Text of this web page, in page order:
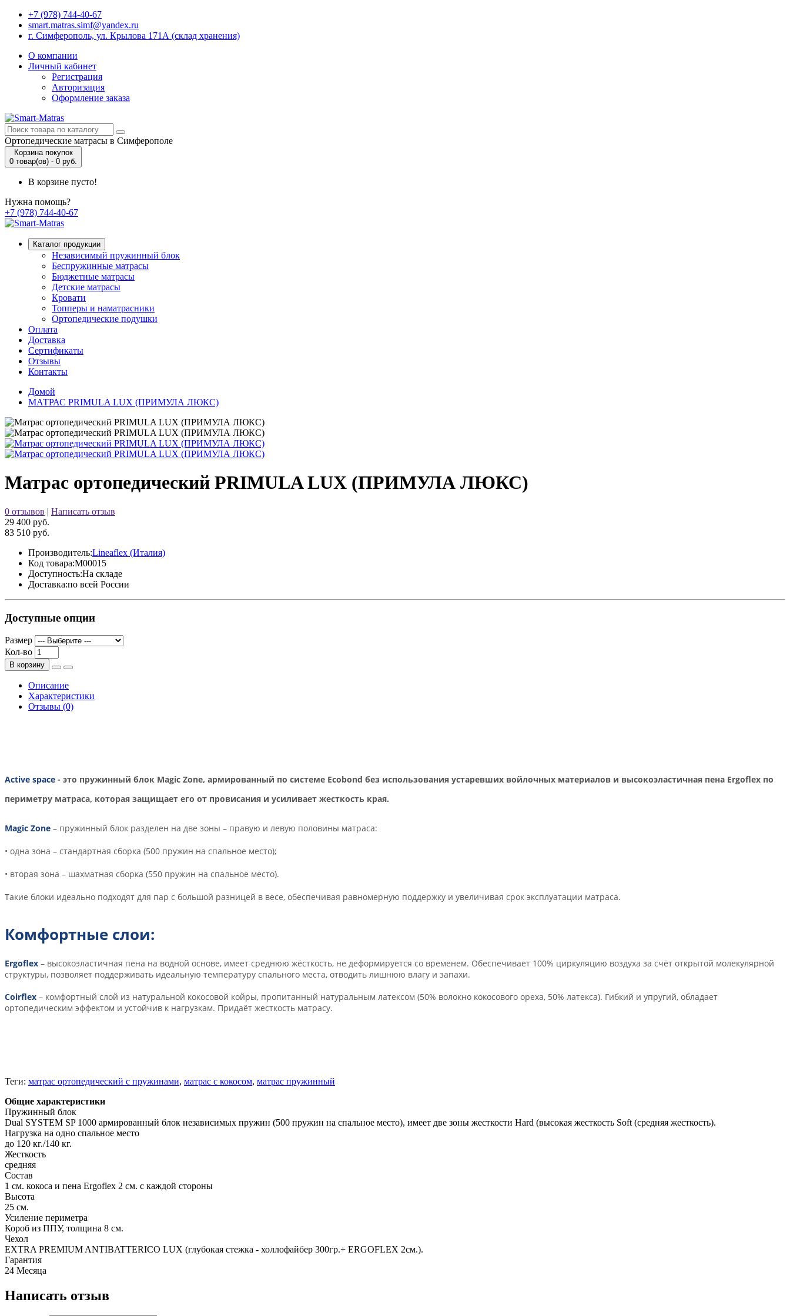
+7 (978) 744-40-67
smart.matras.simf@yandex.ru
г. Симферополь, ул. Крылова 171А (склад хранения)
О компании
Личный кабинет
Регистрация
Авторизация
Оформление заказа
Ортопедические матрасы в Симферополе
Корзина покупок
0 товар(ов) - 0 руб.
В корзине пусто!
Нужна помощь?
+7 (978) 744-40-67
Каталог продукции
Независимый пружинный блок
Беспружинные матрасы
Бюджетные матрасы
Детские матрасы
Кровати
Топперы и наматрасники
Ортопедические подушки
Оплата
Доставка
Сертификаты
Отзывы
Контакты
Домой
МАТРАС PRIMULA LUX (ПРИМУЛА ЛЮКС)
Матрас ортопедический PRIMULA LUX (ПРИМУЛА ЛЮКС)
0 отзывов | Написать отзыв
29 400 руб.
83 510 руб.
Производитель:Lineaflex (Италия)
Код товара:M00015
Доступность:На складе
Доставка:по всей России
Доступные опции
Размер
Кол-во
В корзину
Описание
Характеристики
Отзывы (0)
Active space - это пружинный блок Magic Zone, армированный по системе Ecobond без использования устаревших войлочных материалов и высокоэластичная пена Ergoflex по
периметру матраса, которая защищает его от провисания и усиливает жесткость края.
Magic Zone – пружинный блок разделен на две зоны – правую и левую половины матраса:
• одна зона – стандартная сборка (500 пружин на спальное место);
• вторая зона – шахматная сборка (550 пружин на спальное место).
Такие блоки идеально подходят для пар с большой разницей в весе, обеспечивая равномерную поддержку и увеличивая срок эксплуатации матраса.
Комфортные слои:
Ergoflex – высокоэластичная пена на водной основе, имеет среднюю жёсткость, не деформируется со временем. Обеспечивает 100% циркуляцию воздуха за счёт открытой молекулярной
структуры, позволяет поддерживать идеальную температуру спального места, отводить лишнюю влагу и запахи.
Coirflex – комфортный слой из натуральной кокосовой койры, пропитанный натуральным латексом (50% волокно кокосового ореха, 50% латекса). Гибкий и упругий, обладает
ортопедическим эффектом и устойчив к нагрузкам. Придаёт жесткость матрасу.
Теги: матрас ортопедический с пружинами, матрас с кокосом, матрас пружинный
Общие характеристики
Пружинный блок
Dual SYSTEM SP 1000 армированный блок независимых пружин (500 пружин на спальное место), имеет две зоны жесткости Hard (высокая жесткость Soft (средняя жесткость).
Нагрузка на одно спальное место
до 120 кг./140 кг.
Жесткость
средняя
Состав
1 см. кокоса и пена Ergoflex 2 см. с каждой стороны
Высота
25 см.
Усиление периметра
Короб из ППУ, толщина 8 см.
Чехол
EXTRA PREMIUM ANTIBATTERICO LUX (глубокая стежка - холлофайбер 300гр.+ ERGOFLEX 2см.).
Гарантия
24 Месяца
Написать отзыв